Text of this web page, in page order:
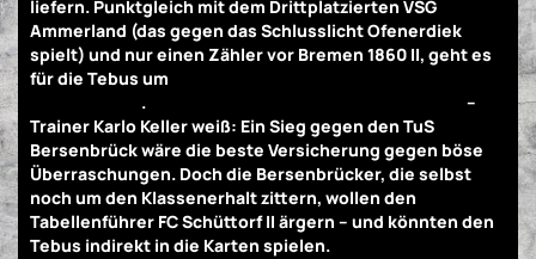
liefern. Punktgleich mit dem Drittplatzierten VSG
Ammerland (das gegen das Schlusslicht Ofenerdiek
spielt) und nur einen Zähler vor Bremen 1860 II, geht es
für die Tebus um
.
–
Trainer Karlo Keller weiß: Ein Sieg gegen den TuS
Bersenbrück wäre die beste Versicherung gegen böse
Überraschungen. Doch die Bersenbrücker, die selbst
noch um den Klassenerhalt zittern, wollen den
Tabellenführer FC Schüttorf II ärgern – und könnten den
Tebus indirekt in die Karten spielen.